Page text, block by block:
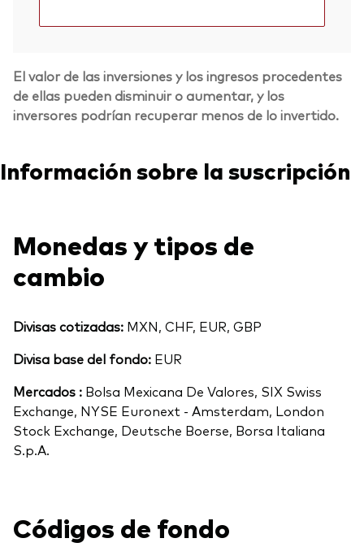
El valor de las inversiones y los ingresos procedentes
de ellas pueden disminuir o aumentar, y los
inversores podrían recuperar menos de lo invertido.
Información sobre la suscripción
Monedas y tipos de
cambio
Divisas cotizadas: MXN, CHF, EUR, GBP
Divisa base del fondo: EUR
Mercados : Bolsa Mexicana De Valores, SIX Swiss
Exchange, NYSE Euronext - Amsterdam, London
Stock Exchange, Deutsche Boerse, Borsa Italiana
S.p.A.
Códigos de fondo